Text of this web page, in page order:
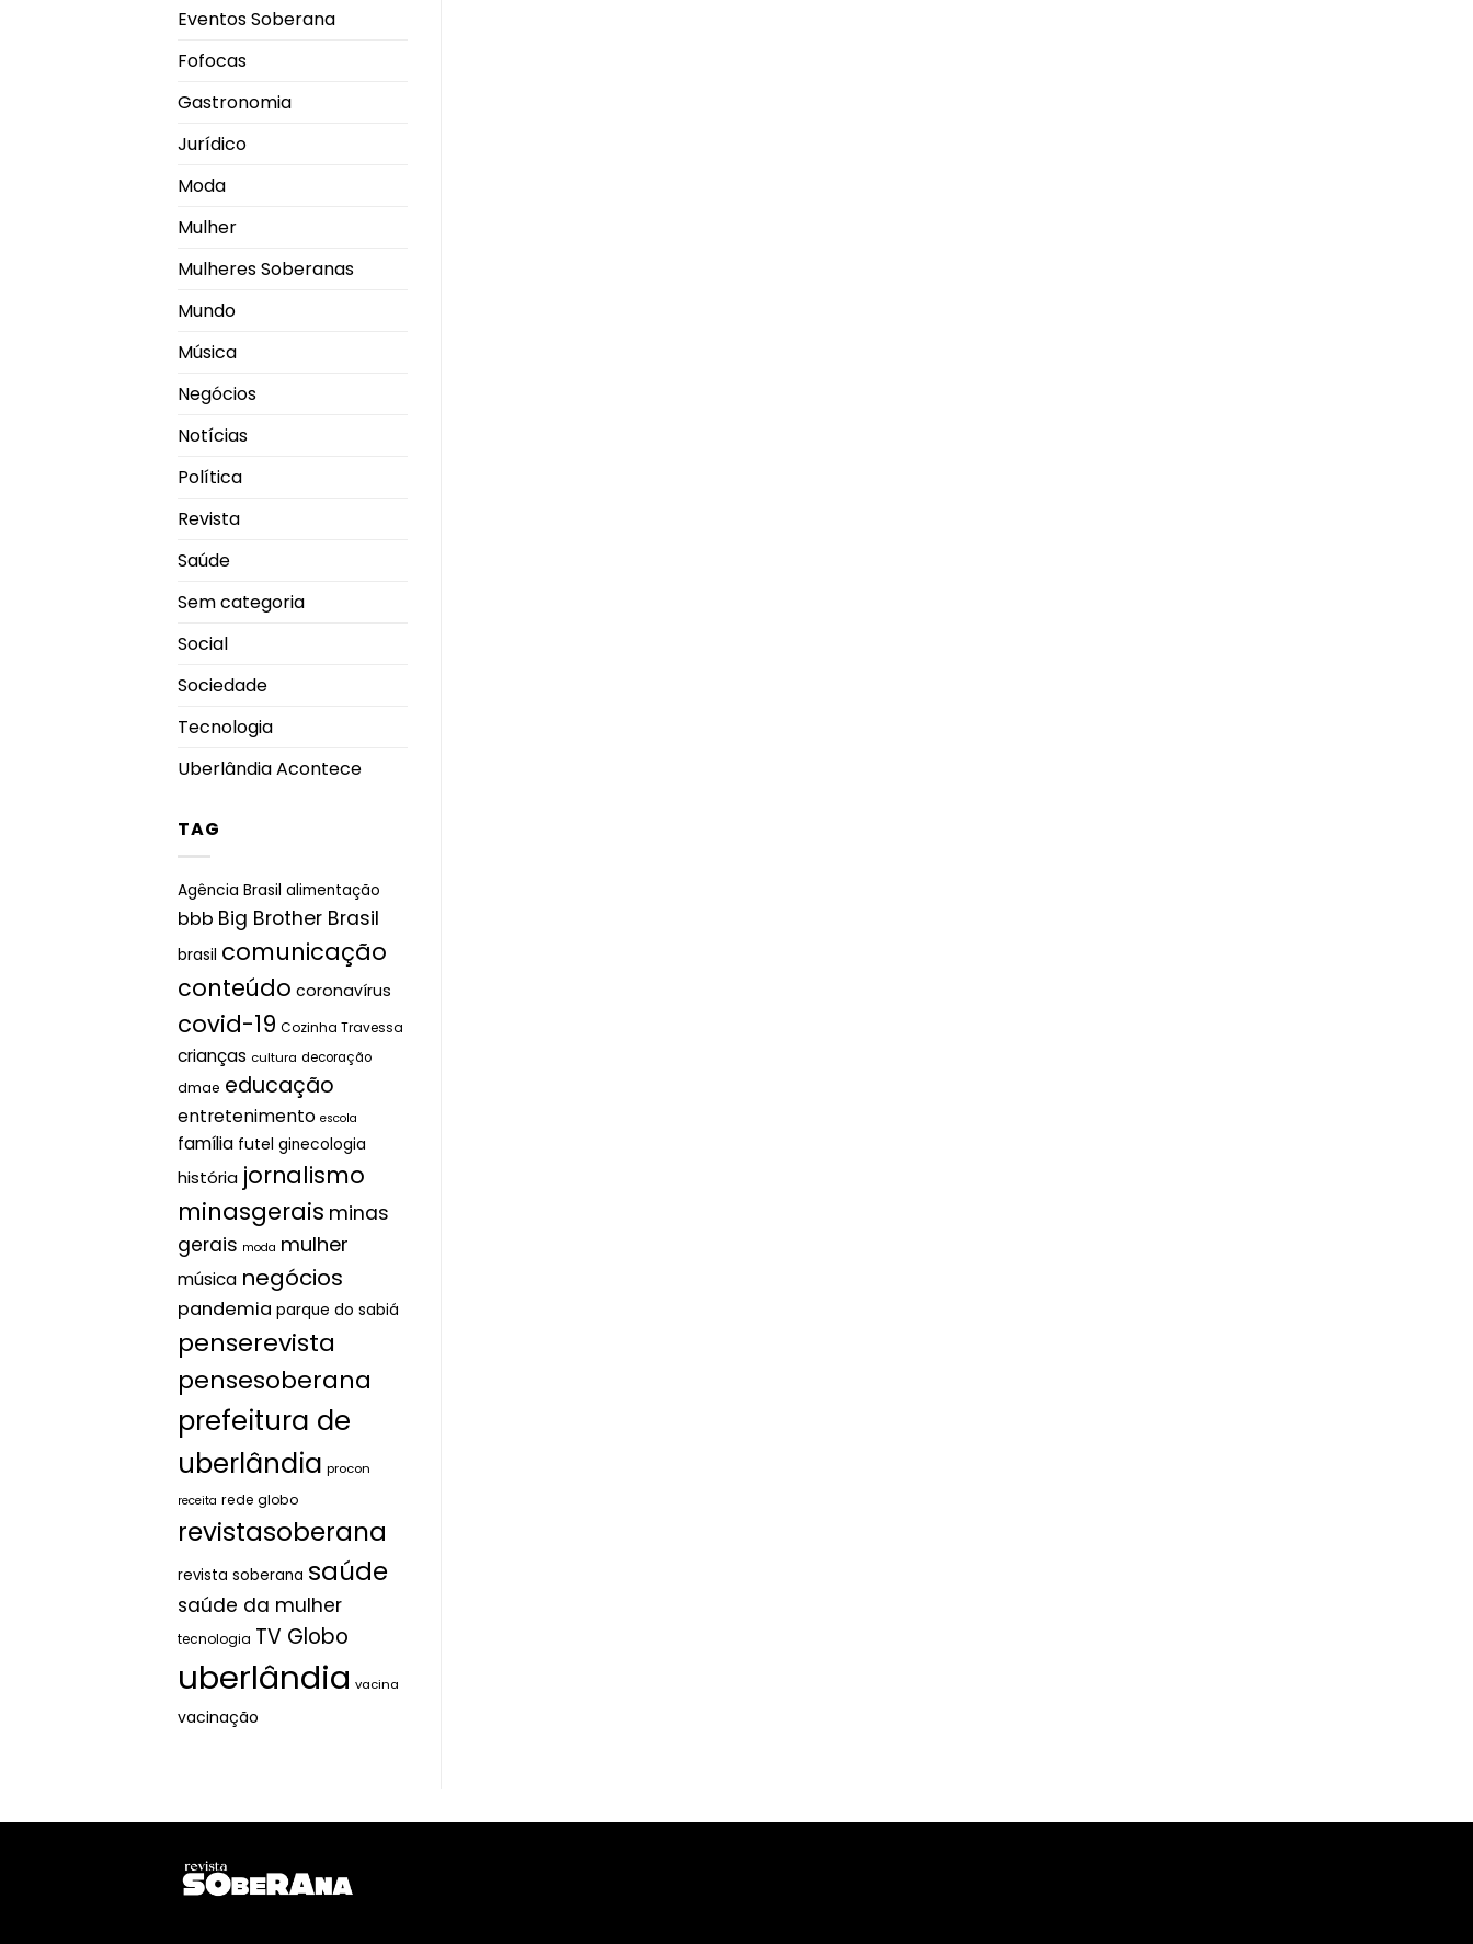
Eventos Soberana
Fofocas
Gastronomia
Jurídico
Moda
Mulher
Mulheres Soberanas
Mundo
Música
Negócios
Notícias
Política
Revista
Saúde
Sem categoria
Social
Sociedade
Tecnologia
Uberlândia Acontece
TAG
Agência Brasil alimentação
bbb Big Brother Brasil
brasil comunicação
conteúdo coronavírus
covid-19 Cozinha Travessa
crianças cultura decoração
dmae educação
entretenimento escola
família futel ginecologia
história jornalismo
minasgerais minas
gerais moda mulher
música negócios
pandemia parque do sabiá
penserevista
pensesoberana
prefeitura de
uberlândia procon
receita rede globo
revistasoberana
revista soberana saúde
saúde da mulher
tecnologia TV Globo
uberlândia vacina
vacinação